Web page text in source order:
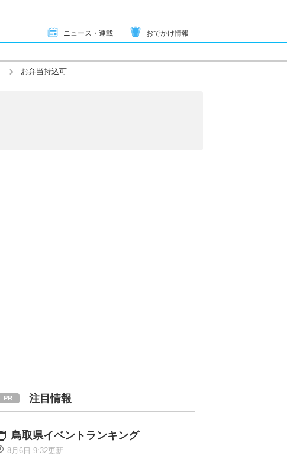
ニュース・連載 おでかけ情報
お弁当持込可
注目情報
鳥取県イベントランキング
8月6日 9:32更新